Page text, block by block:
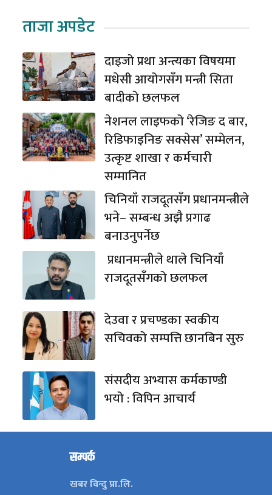
ताजा अपडेट
दाइजो प्रथा अन्त्यका विषयमा
मधेसी आयोगसँग मन्त्री सिता
बादीको छलफल
नेशनल लाइफको ‘रेजिङ द बार,
रिडिफाइनिङ सक्सेस’ सम्मेलन,
उत्कृष्ट शाखा र कर्मचारी
सम्मानित
चिनियाँ राजदूतसँग प्रधानमन्त्रीले
भने– सम्बन्ध अझै प्रगाढ
बनाउनुपर्नेछ
प्रधानमन्त्रीले थाले चिनियाँ
राजदूतसँगको छलफल
देउवा र प्रचण्डका स्वकीय
सचिवको सम्पत्ति छानबिन सुरु
संसदीय अभ्यास कर्मकाण्डी
भयो : विपिन आचार्य
सम्पर्क
खबर विन्दु प्रा.लि.